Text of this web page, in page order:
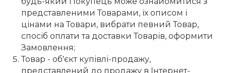
представленими Товарами, їх описом і
цінами на Товари, вибрати певний Товар,
спосіб оплати та доставки Товарів, оформити
Замовлення;
Товар - об'єкт купівлі-продажу,
представлений до продажу в Інтернет-